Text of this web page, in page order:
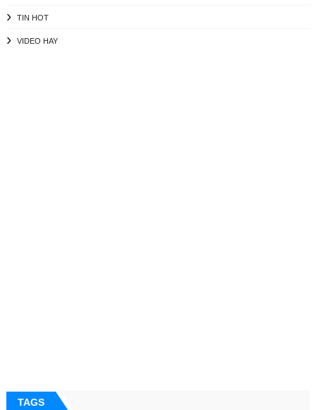
TIN HOT
VIDEO HAY
TAGS